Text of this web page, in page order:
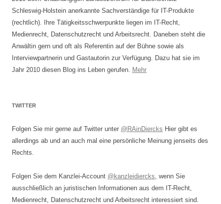
Schleswig-Holstein anerkannte Sachverständige für IT-Produkte
(rechtlich). Ihre Tätigkeitsschwerpunkte liegen im IT-Recht,
Medienrecht, Datenschutzrecht und Arbeitsrecht. Daneben steht die
Anwältin gern und oft als Referentin auf der Bühne sowie als
Interviewpartnerin und Gastautorin zur Verfügung. Dazu hat sie im
Jahr 2010 diesen Blog ins Leben gerufen. Mehr
TWITTER
Folgen Sie mir gerne auf Twitter unter @RAinDiercks Hier gibt es
allerdings ab und an auch mal eine persönliche Meinung jenseits des
Rechts.
Folgen Sie dem Kanzlei-Account @kanzleidiercks, wenn Sie
ausschließlich an juristischen Informationen aus dem IT-Recht,
Medienrecht, Datenschutzrecht und Arbeitsrecht interessiert sind.